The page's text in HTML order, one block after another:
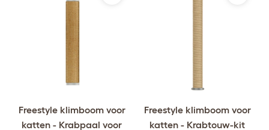
Freestyle klimboom voor
katten - Krabpaal voor
Freestyle klimboom voor
katten - Krabtouw-kit